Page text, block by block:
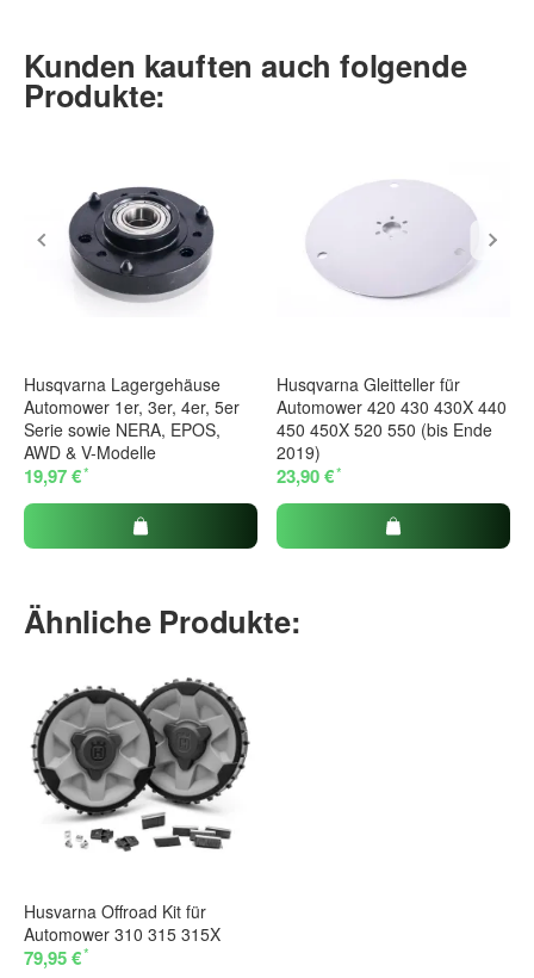
Kunden kauften auch folgende
Produkte:
Husqvarna Lagergehäuse
Automower 1er, 3er, 4er, 5er
Serie sowie NERA, EPOS,
AWD & V-Modelle
19,97 €*
Husqvarna Gleitteller für
Automower 420 430 430X 440
450 450X 520 550 (bis Ende
2019)
23,90 €*
Ähnliche Produkte:
Husvarna Offroad Kit für
Automower 310 315 315X
79,95 €*